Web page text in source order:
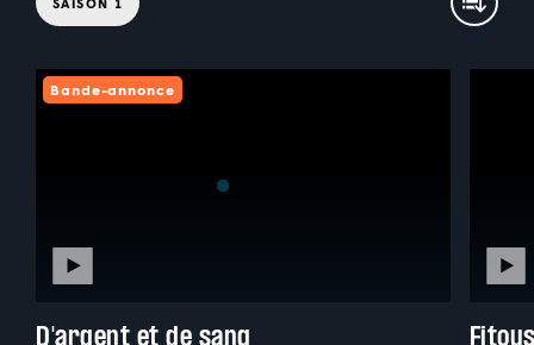
Bande-annonce
D'argent et de sang